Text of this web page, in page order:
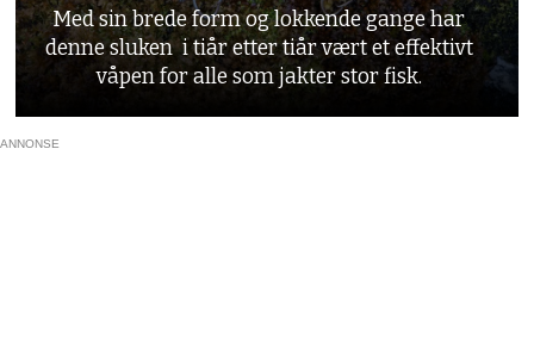
Med sin brede form og lokkende gange har
denne sluken i tiår etter tiår vært et effektivt
våpen for alle som jakter stor fisk.
ANNONSE